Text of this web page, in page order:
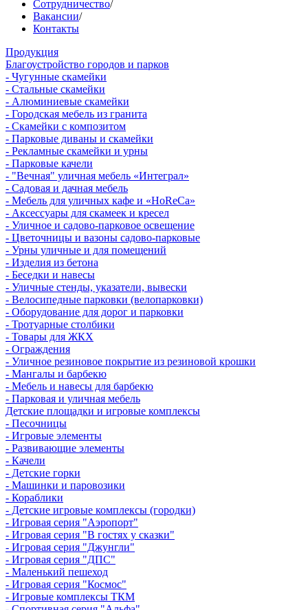
Сотрудничество/
Вакансии/
Контакты
Продукция
Благоустройство городов и парков
- Чугунные скамейки
- Стальные скамейки
- Алюминиевые скамейки
- Городская мебель из гранита
- Скамейки с композитом
- Парковые диваны и скамейки
- Рекламные скамейки и урны
- Парковые качели
- "Вечная" уличная мебель «Интеграл»
- Садовая и дачная мебель
- Мебель для уличных кафе и «HoReCa»
- Аксессуары для скамеек и кресел
- Уличное и садово-парковое освещение
- Цветочницы и вазоны садово-парковые
- Урны уличные и для помещений
- Изделия из бетона
- Беседки и навесы
- Уличные стенды, указатели, вывески
- Велосипедные парковки (велопарковки)
- Оборудование для дорог и парковки
- Тротуарные столбики
- Товары для ЖКХ
- Ограждения
- Уличное резиновое покрытие из резиновой крошки
- Мангалы и барбекю
- Мебель и навесы для барбекю
- Парковая и уличная мебель
Детские площадки и игровые комплексы
- Песочницы
- Игровые элементы
- Развивающие элементы
- Качели
- Детские горки
- Машинки и паровозики
- Кораблики
- Детские игровые комплексы (городки)
- Игровая серия "Аэропорт"
- Игровая серия "В гостях у сказки"
- Игровая серия "Джунгли"
- Игровая серия "ДПС"
- Маленький пешеход
- Игровая серия "Космос"
- Игровые комплексы ТКМ